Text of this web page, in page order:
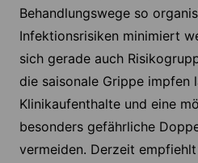
Behandlungswege so
Infektionsrisiken minimiert
sich gerade auch
die saisonale Grippe impfen
Klinikaufenthalte und eine
besonders gefährliche
vermeiden. Derzeit